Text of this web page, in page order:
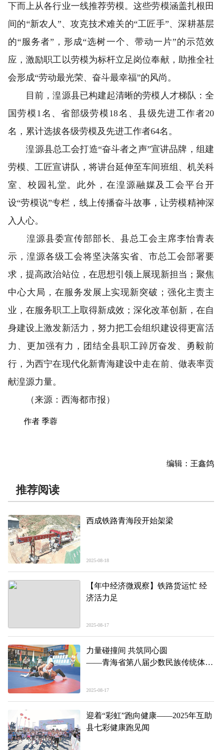
下而上从各行业一线推荐劳模。这些劳模涵盖扎根田
间的“新农人”、攻克技术难关的“工匠手”、深耕基层
的“服务者”，形成“选树一个、带动一片”的示范效
应，激励职工以劳模为标杆立足岗位奉献，助推全社
会形成“劳动最光荣、奋斗最幸福”的风尚。
目前，湟源县已构建起清晰的劳模人才梯队：全
国劳模1名、省部级劳模18名、县级先进工作者20
名，累计选拔各级劳模及先进工作者64名。
湟源县总工会打造“奋斗者之声”宣讲品牌，组建
劳模、工匠宣讲队，将讲台延伸至车间班组、机关科
室、校园礼堂。此外，在湟源融媒及工会平台开
设“劳模说”专栏，线上传播奋斗故事，让劳模精神深
入人心。
湟源县委宣传部部长、县总工会主席李怡青表
示，湟源各级工会将坚决落实省、市总工会部署要
求，提高政治站位，在思想引领上展现新担当；聚焦
中心大局，在服务发展上实现新突破；强化主责主
业，在服务职工上取得新成效；深化改革创新，在自
身建设上激发新活力，努力把工会组织建设得更富活
力、更加强有力，团结全县职工踔厉奋发、勇毅前
行，为西宁在现代化新青海建设中走在前、做表率贡
献湟源力量。
（来源：西海都市报）
作者 季蓉
编辑：王鑫鸽
推荐阅读
西成铁路青海段开始架梁
2025-08-18
【年中经济微观察】铁路货运忙 经
济活力足
2025-08-17
力量碰撞间 共筑同心圆
——青海省第八届少数民族传统体育
2025-08-17
迎着“彩虹”跑向健康——2025年互助
县七彩健康跑见闻